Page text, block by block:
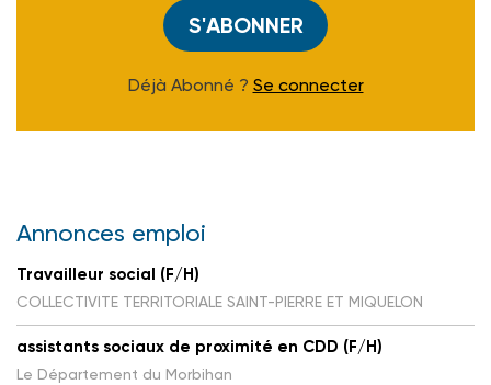
S'ABONNER
Déjà Abonné ? Se connecter
Annonces emploi
Travailleur social (F/H)
COLLECTIVITE TERRITORIALE SAINT-PIERRE ET MIQUELON
assistants sociaux de proximité en CDD (F/H)
Le Département du Morbihan